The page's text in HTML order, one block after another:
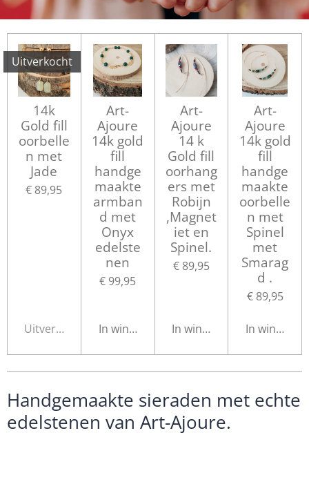
Uitverkocht
14k
Gold fill
oorbelle
n met
Jade
€ 89,95
Uitverkocht
Art-
Ajoure
14k gold
fill
handge
maakte
armban
d met
Onyx
edelste
nen
€ 99,95
In winkelwagen
Art-
Ajoure
14 k
Gold fill
oorhang
ers met
Robijn
,Magnet
iet en
Spinel.
€ 89,95
In winkelwagen
Art-
Ajoure
14k gold
fill
handge
maakte
oorbelle
n met
Spinel
met
Smarag
d .
€ 89,95
In
Handgemaakte sieraden met echte
edelstenen van Art-Ajoure.